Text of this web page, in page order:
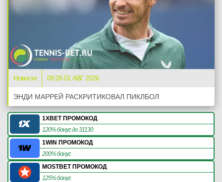
Новости 09:26 01 АВГ 2026
ЭНДИ МАРРЕЙ РАСКРИТИКОВАЛ ПИКЛБОЛ
1XBET ПРОМОКОД
120% бонус до 31130
1WIN ПРОМОКОД
200% бонус
MOSTBET ПРОМОКОД
125% бонус